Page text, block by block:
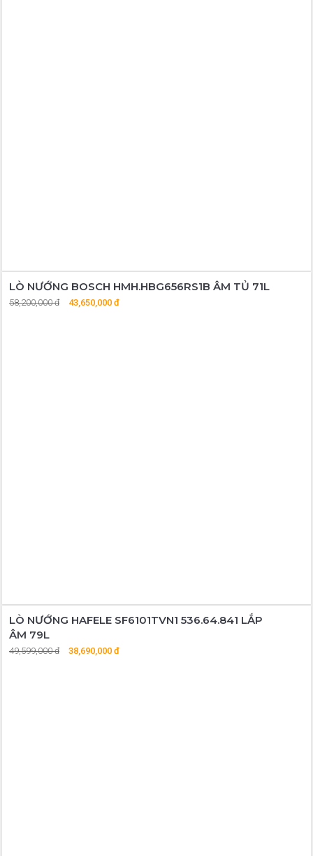
LÒ NƯỚNG BOSCH HMH.HBG656RS1B ÂM TỦ 71L
58,200,000 đ 43,650,000 đ
LÒ NƯỚNG HAFELE SF6101TVN1 536.64.841 LẮP
ÂM 79L
49,599,000 đ 38,690,000 đ